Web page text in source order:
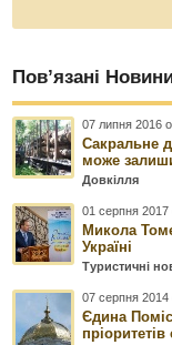
Пов’язані
07 липня 2016
Сакральне
може
Довкілля
01 серпня 2017
Микола
Україні
Туристичні
07 серпня 2014
Єдина